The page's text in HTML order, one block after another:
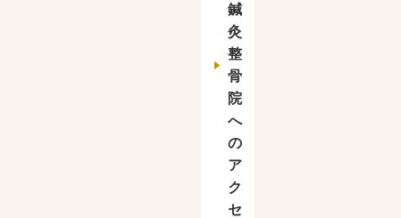
鍼
灸
整
骨
院
へ
の
ア
ク
セ